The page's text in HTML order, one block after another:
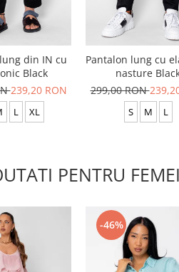
din IN cu
Black
239,20 RON
L XL
Pantalon lung cu
nasture
299,00 RON
S M L
PENTRU FEMEI
-46%